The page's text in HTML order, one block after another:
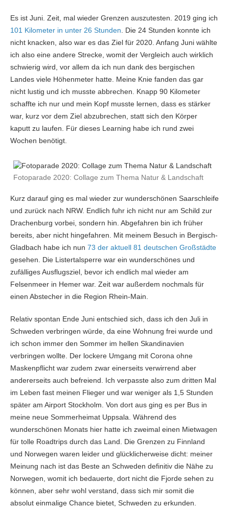
Es ist Juni. Zeit, mal wieder Grenzen auszutesten. 2019 ging ich
101 Kilometer in unter 26 Stunden . Die 24 Stunden konnte ich
nicht knacken, also war es das Ziel für 2020. Anfang Juni wählte
ich also eine andere Strecke, womit der Vergleich auch wirklich
schwierig wird, vor allem da ich nun dank des bergischen
Landes viele Höhenmeter hatte. Meine Knie fanden das gar
nicht lustig und ich musste abbrechen. Knapp 90 Kilometer
schaffte ich nur und mein Kopf musste lernen, dass es stärker
war, kurz vor dem Ziel abzubrechen, statt sich den Körper
kaputt zu laufen. Für dieses Learning habe ich rund zwei
Wochen benötigt.
Fotoparade 2020: Collage zum Thema Natur & Landschaft
Kurz darauf ging es mal wieder zur wunderschönen Saarschleife
und zurück nach NRW. Endlich fuhr ich nicht nur am Schild zur
Drachenburg vorbei, sondern hin. Abgefahren bin ich früher
bereits, aber nicht hingefahren. Mit meinem Besuch in Bergisch-
Gladbach habe ich nun 73 der aktuell 81 deutschen Großstädte
gesehen. Die Listertalsperre war ein wunderschönes und
zufälliges Ausflugsziel, bevor ich endlich mal wieder am
Felsenmeer in Hemer war. Zeit war außerdem nochmals für
einen Abstecher in die Region Rhein-Main.
Relativ spontan Ende Juni entschied sich, dass ich den Juli in
Schweden verbringen würde, da eine Wohnung frei wurde und
ich schon immer den Sommer im hellen Skandinavien
verbringen wollte. Der lockere Umgang mit Corona ohne
Maskenpflicht war zudem zwar einerseits verwirrend aber
andererseits auch befreiend. Ich verpasste also zum dritten Mal
im Leben fast meinen Flieger und war weniger als 1,5 Stunden
später am Airport Stockholm. Von dort aus ging es per Bus in
meine neue Sommerheimat Uppsala. Während des
wunderschönen Monats hier hatte ich zweimal einen Mietwagen
für tolle Roadtrips durch das Land. Die Grenzen zu Finnland
und Norwegen waren leider und glücklicherweise dicht: meiner
Meinung nach ist das Beste an Schweden definitiv die Nähe zu
Norwegen, womit ich bedauerte, dort nicht die Fjorde sehen zu
können, aber sehr wohl verstand, dass sich mir somit die
absolut einmalige Chance bietet, Schweden zu erkunden.